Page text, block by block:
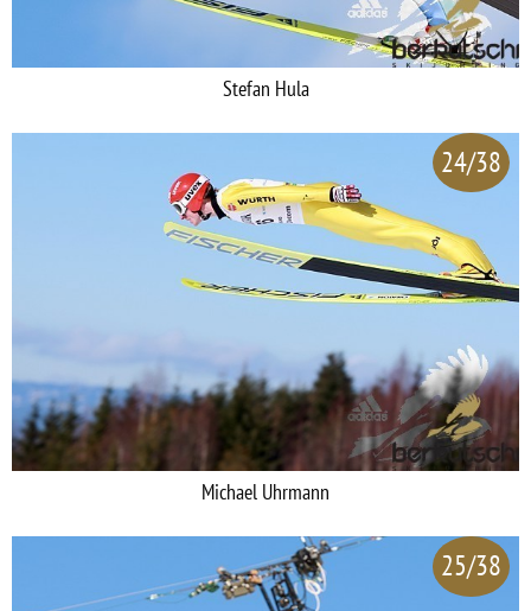
Stefan Hula
24/38
Michael Uhrmann
25/38